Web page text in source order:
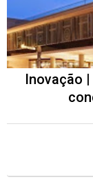
Inovação